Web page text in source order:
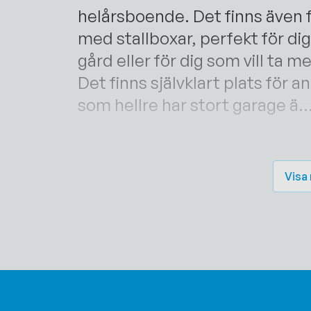
helårsboende. Det finns
med stallboxar, perfekt för
gård eller för dig som vill ta
Det finns självklart plats för
som hellre har stort garage
Visa